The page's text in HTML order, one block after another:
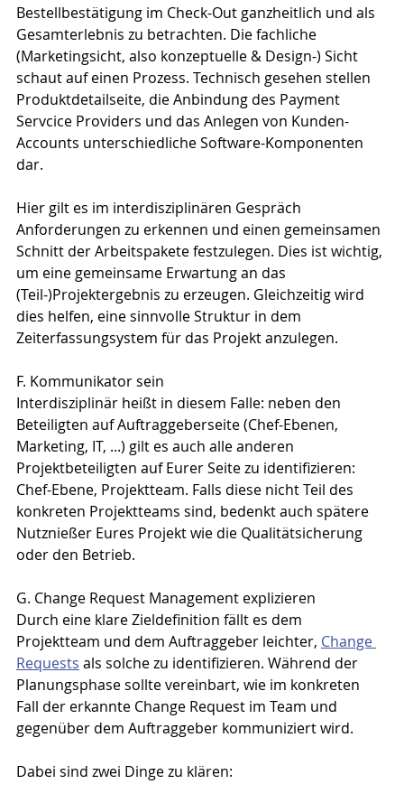
Bestellbestätigung im Check-Out ganzheitlich und als
Gesamterlebnis zu betrachten. Die fachliche
(Marketingsicht, also konzeptuelle & Design-) Sicht
schaut auf einen Prozess. Technisch gesehen stellen
Produktdetailseite, die Anbindung des Payment
Servcice Providers und das Anlegen von Kunden-
Accounts unterschiedliche Software-Komponenten
dar.
Hier gilt es im interdisziplinären Gespräch
Anforderungen zu erkennen und einen gemeinsamen
Schnitt der Arbeitspakete festzulegen. Dies ist wichtig,
um eine gemeinsame Erwartung an das
(Teil-)Projektergebnis zu erzeugen. Gleichzeitig wird
dies helfen, eine sinnvolle Struktur in dem
Zeiterfassungsystem für das Projekt anzulegen.
F. Kommunikator sein
Interdisziplinär heißt in diesem Falle: neben den
Beteiligten auf Auftraggeberseite (Chef-Ebenen,
Marketing, IT, ...) gilt es auch alle anderen
Projektbeteiligten auf Eurer Seite zu identifizieren:
Chef-Ebene, Projektteam. Falls diese nicht Teil des
konkreten Projektteams sind, bedenkt auch spätere
Nutznießer Eures Projekt wie die Qualitätsicherung
oder den Betrieb.
G. Change Request Management explizieren
Durch eine klare Zieldefinition fällt es dem
Projektteam und dem Auftraggeber leichter, Change
Requests als solche zu identifizieren. Während der
Planungsphase sollte vereinbart, wie im konkreten
Fall der erkannte Change Request im Team und
gegenüber dem Auftraggeber kommuniziert wird.
Dabei sind zwei Dinge zu klären: